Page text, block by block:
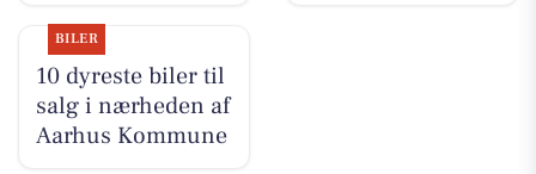
BILER
10 dyreste biler til
salg i nærheden af
Aarhus Kommune